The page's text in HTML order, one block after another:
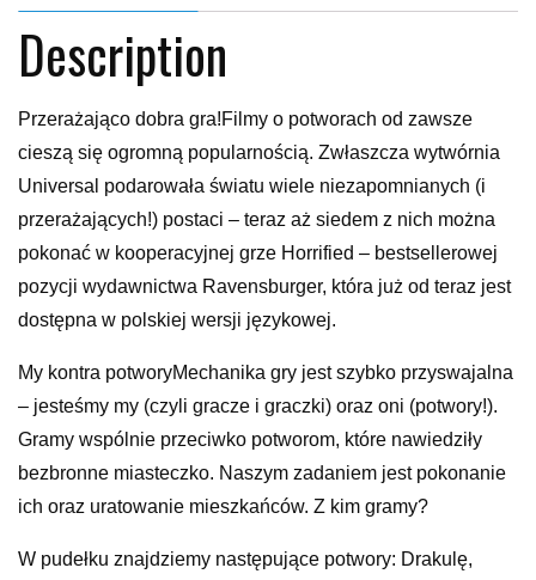
Description
Przerażająco dobra gra!Filmy o potworach od zawsze
cieszą się ogromną popularnością. Zwłaszcza wytwórnia
Universal podarowała światu wiele niezapomnianych (i
przerażających!) postaci – teraz aż siedem z nich można
pokonać w kooperacyjnej grze Horrified – bestsellerowej
pozycji wydawnictwa Ravensburger, która już od teraz jest
dostępna w polskiej wersji językowej.
My kontra potworyMechanika gry jest szybko przyswajalna
– jesteśmy my (czyli gracze i graczki) oraz oni (potwory!).
Gramy wspólnie przeciwko potworom, które nawiedziły
bezbronne miasteczko. Naszym zadaniem jest pokonanie
ich oraz uratowanie mieszkańców. Z kim gramy?
W pudełku znajdziemy następujące potwory: Drakulę,